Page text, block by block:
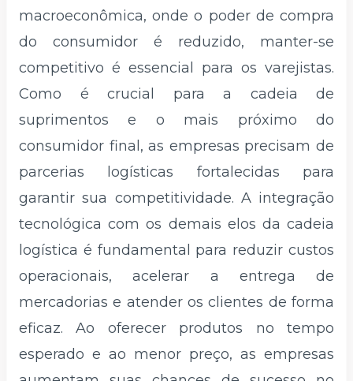
macroeconômica, onde o poder de compra
do consumidor é reduzido, manter-se
competitivo é essencial para os varejistas.
Como é crucial para a cadeia de
suprimentos e o mais próximo do
consumidor final, as empresas precisam de
parcerias logísticas fortalecidas para
garantir sua competitividade. A integração
tecnológica com os demais elos da cadeia
logística é fundamental para reduzir custos
operacionais, acelerar a entrega de
mercadorias e atender os clientes de forma
eficaz. Ao oferecer produtos no tempo
esperado e ao menor preço, as empresas